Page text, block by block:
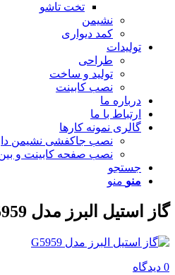
تخت تاشو
نشیمن
کمد دیواری
تولیدات
طراحی
تولید و ساخت
نصب کابینت
درباره ما
ارتباط با ما
گالری نمونه کارها
نصب جاکفشی نشیمن
نصب صفحه کابینت و بین
جستجو
منو منو
گاز استیل البرز مدل G5959
0 دیدگاه